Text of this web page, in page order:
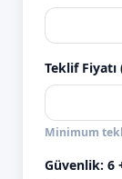
Teklif Fiyatı
Minimum
Güvenlik: 6